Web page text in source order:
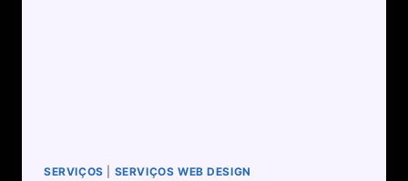
SERVIÇOS SERVIÇOS WEB DESIGN